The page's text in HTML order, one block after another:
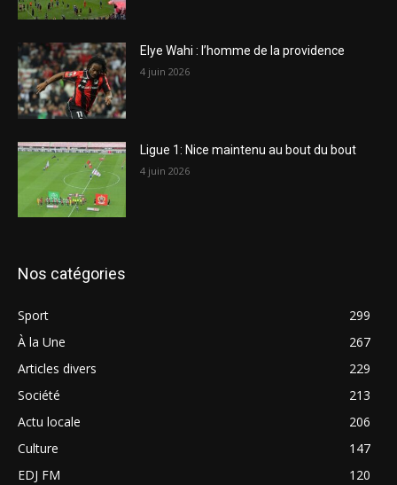
Elye Wahi : l’homme de la providence
4 juin 2026
Ligue 1: Nice maintenu au bout du bout
4 juin 2026
Nos catégories
Sport
299
À la Une
267
Articles divers
229
Société
213
Actu locale
206
Culture
147
EDJ FM
120